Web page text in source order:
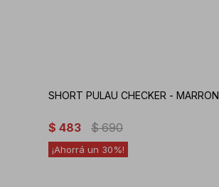
SHORT PULAU CHECKER - MARRON
$ 483 $ 690
30